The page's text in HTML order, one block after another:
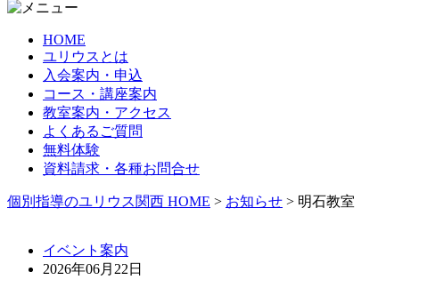
HOME
ユリウスとは
入会案内・申込
コース・講座案内
教室案内・アクセス
よくあるご質問
無料体験
資料請求・各種お問合せ
個別指導のユリウス関西 HOME > お知らせ > 明石教室
イベント案内
2026年06月22日